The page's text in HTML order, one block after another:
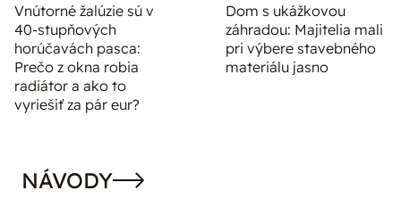
Vnútorné žalúzie sú v
40-stupňových
horúčavách pasca:
Prečo z okna robia
radiátor a ako to
vyriešiť za pár eur?
Dom s ukážkovou
záhradou: Majitelia mali
pri výbere stavebného
materiálu jasno
NÁVODY